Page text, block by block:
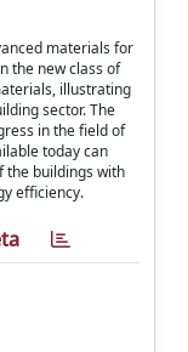
materials for
the new class of
illustrating
sector. The
in the field of
today can
the buildings with
efficiency.